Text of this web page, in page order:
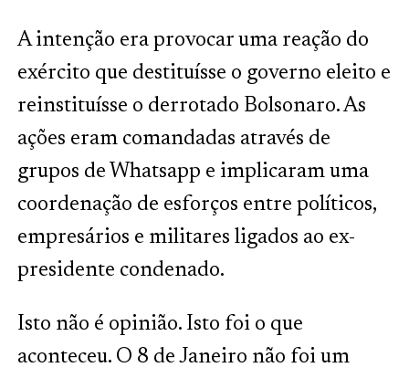
A intenção era provocar uma reação do
exército que destituísse o governo eleito e
reinstituísse o derrotado Bolsonaro. As
ações eram comandadas através de
grupos de Whatsapp e implicaram uma
coordenação de esforços entre políticos,
empresários e militares ligados ao ex-
presidente condenado.
Isto não é opinião. Isto foi o que
aconteceu. O 8 de Janeiro não foi um